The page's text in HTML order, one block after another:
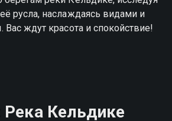
русла, наслаждаясь видами и
ждут красота и спокойствие!
Кельдике